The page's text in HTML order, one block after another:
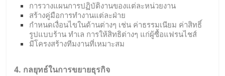
การวางแผนการปฏิบัติงานของแต่ละหน่วยงาน
สร้างคู่มือการทำงานแต่ละฝ่าย
กำหนดเงื่อนไขในด้านต่างๆ เช่น ค่าธรรมเนียม ค่าสิทธิ์
รูปแบบร้าน ทำเล การให้สิทธิต่างๆ แก่ผู้ซื้อแฟรนไชส์
มีโครงสร้างทีมงานที่เหมาะสม
4. กลยุทธ์ในการขยายธุรกิจ